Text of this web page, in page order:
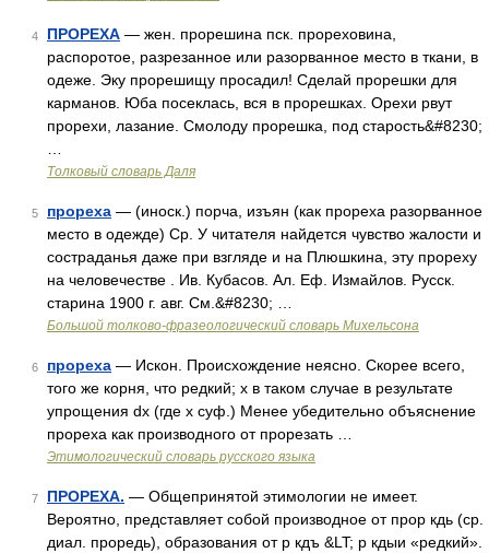
4 ПРОРЕХА — жен. прорешина пск. прореховина,
распоротое, разрезанное или разорванное место в ткани, в
одеже. Эку прорешищу просадил! Сделай прорешки для
карманов. Юба посеклась, вся в прорешках. Орехи рвут
прорехи, лазание. Смолоду прорешка, под старость&#8230;
Толковый словарь Даля
5 прореха — (иноск.) порча, изъян (как прореха разорванное
место в одежде) Ср. У читателя найдется чувство жалости и
состраданья даже при взгляде и на Плюшкина, эту прореху
на человечестве . Ив. Кубасов. Ал. Еф. Измайлов. Русск.
старина 1900 г. авг. См.&#8230; …
Большой толково-фразеологический словарь Михельсона
6 прореха — Искон. Происхождение неясно. Скорее всего,
того же корня, что редкий; х в таком случае в результате
упрощения dх (где х суф.) Менее убедительно объяснение
прореха как производного от прорезать …
Этимологический словарь русского языка
7 ПРОРЕХА. — Общепринятой этимологии не имеет.
Вероятно, представляет собой производное от прор кдь (ср.
диал. проредь), образования от р кдъ &LT; р кдыи «редкий».